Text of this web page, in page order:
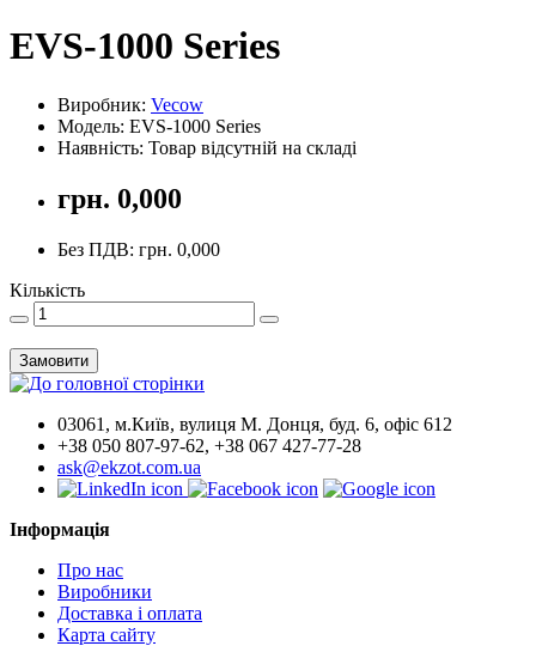
EVS-1000 Series
Виробник: Vecow
Модель: EVS-1000 Series
Наявність: Товар відсутній на складі
грн. 0,000
Без ПДВ: грн. 0,000
Кількість
Замовити
03061, м.Київ, вулиця М. Донця, буд. 6, офіс 612
+38 050 807-97-62, +38 067 427-77-28
ask@ekzot.com.ua
Інформація
Про нас
Виробники
Доставка і оплата
Карта сайту